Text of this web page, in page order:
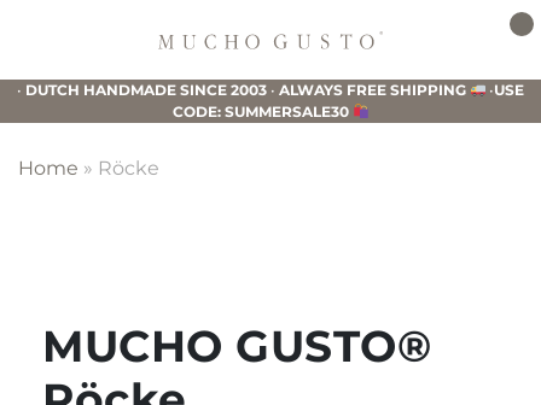
navigation
content
Gusto
• DUTCH HANDMADE SINCE 2003 • ALWAYS FREE SHIPPING •USE
CODE: SUMMERSALE30
Home » Röcke
MUCHO GUSTO®